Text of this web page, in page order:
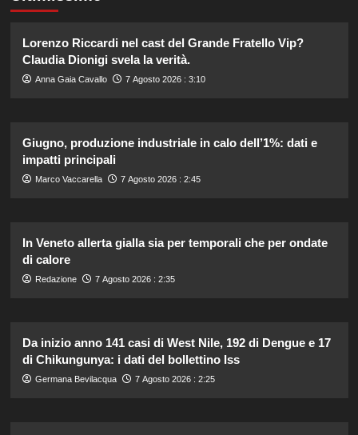
Lorenzo Riccardi nel cast del Grande Fratello Vip?
Claudia Dionigi svela la verità.
Anna Gaia Cavallo 7 Agosto 2026 : 3:10
Giugno, produzione industriale in calo dell’1%: dati e
impatti principali
Marco Vaccarella 7 Agosto 2026 : 2:45
In Veneto allerta gialla sia per temporali che per ondate
di calore
Redazione 7 Agosto 2026 : 2:35
Da inizio anno 141 casi di West Nile, 192 di Dengue e 17
di Chikungunya: i dati del bollettino Iss
Germana Bevilacqua 7 Agosto 2026 : 2:25